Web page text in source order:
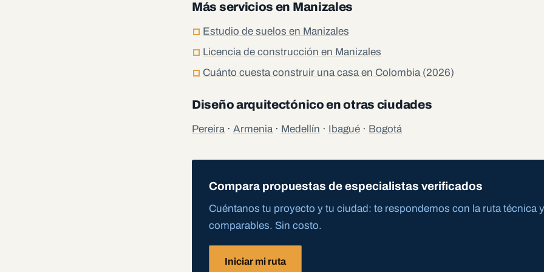
Más servicios en Manizales
Estudio de suelos en Manizales
Licencia de construcción en Manizales
Cuánto cuesta construir una casa en Colombia (2026)
Diseño arquitectónico en otras ciudades
Pereira· Armenia· Medellín · Ibagué · Bogotá
Compara propuestas de especialistas verificados
Cuéntanos tu proyecto y tu ciudad: te respondemos con la ruta técnica
comparables. Sin costo.
Iniciar mi ruta